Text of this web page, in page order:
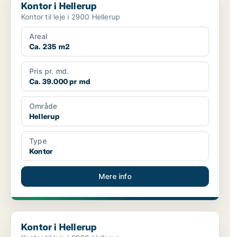
Kontor i Hellerup
Kontor til leje i 2900 Hellerup
Areal
Ca. 235 m2
Pris pr. md.
Ca. 39.000 pr md
Område
Hellerup
Type
Kontor
Mere info
Kontor i Hellerup
Kontor i Hellerup